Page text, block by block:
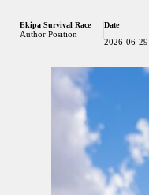
Ekipa Survival Race
Author Position
Date
2026-06-29